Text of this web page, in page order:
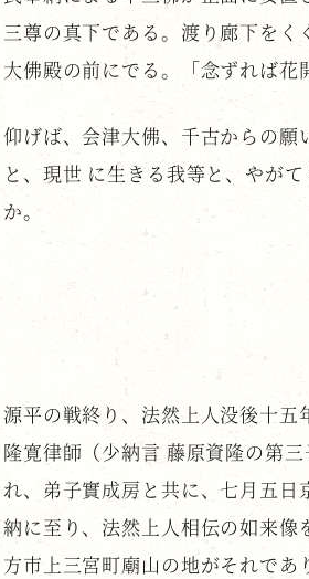
三尊の真下である。渡り廊下を
大佛殿の前にでる。「念ずれば花
仰げば、会津大佛、千古からの
と、現世 に生きる我等と、やが
か。
源平の戦終り、法然上人没後十
隆寛律師（少納言 藤原資隆の第
れ、弟子實成房と共に、七月五
納に至り、法然上人相伝の如来
方市上三宮町廟山の地がそれであ